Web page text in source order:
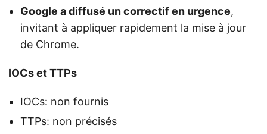
Google a diffusé un correctif en urgence,
invitant à appliquer rapidement la mise à jour
de Chrome.
IOCs et TTPs
IOCs: non fournis
TTPs: non précisés